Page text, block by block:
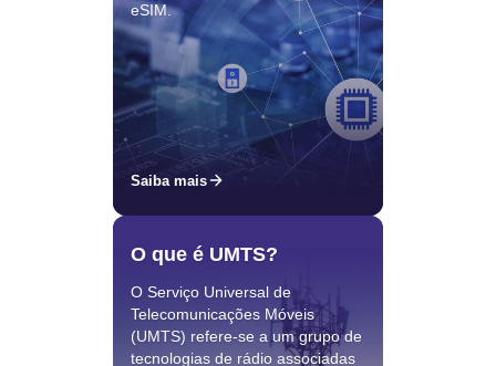
eSIM.
Saiba mais
O que é UMTS?
O Serviço Universal de
Telecomunicações Móveis
(UMTS) refere-se a um grupo de
tecnologias de rádio associadas